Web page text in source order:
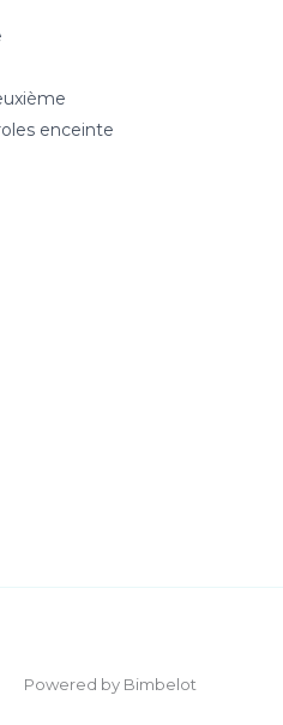
enceinte
Powered by Bimbelot